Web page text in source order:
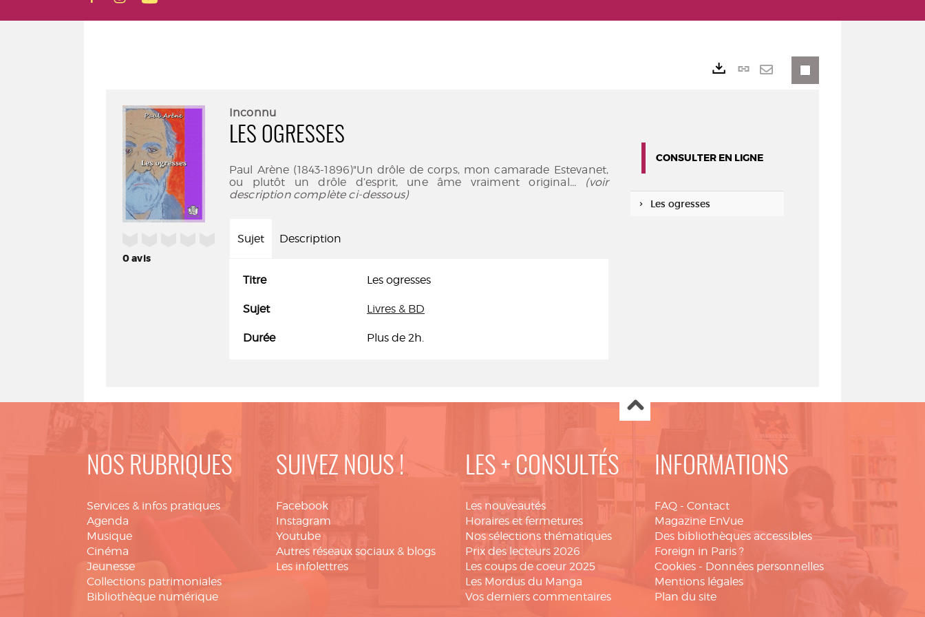
0avis
Inconnu
LES OGRESSES
Paul Arène (1843-1896)"Un drôle de corps, mon camarade Estevanet,
ou plutôt un drôle d’esprit, une âme vraiment original... (voir
description complète ci-dessous)
Sujet Description
Titre Les ogresses
Sujet Livres & BD
Durée Plus de 2h.
Lien
CONSULTER EN LIGNE
Les ogresses
NOS RUBRIQUES
Services & infos pratiques
Agenda
Musique
Cinéma
Jeunesse
Collections patrimoniales
Bibliothèque numérique
SUIVEZ NOUS !
Facebook
Instagram
Youtube
Autres réseaux sociaux & blogs
Les infolettres
LES + CONSULTÉS
Les nouveautés
Horaires et fermetures
Nos sélections thématiques
Prix des lecteurs 2026
Les coups de coeur 2025
Les Mordus du Manga
Vos derniers commentaires
INFORMATIONS
FAQ - Contact
Magazine EnVue
Des bibliothèques accessibles
Foreign in Paris ?
Cookies - Données personnelles
Mentions légales
Plan du site